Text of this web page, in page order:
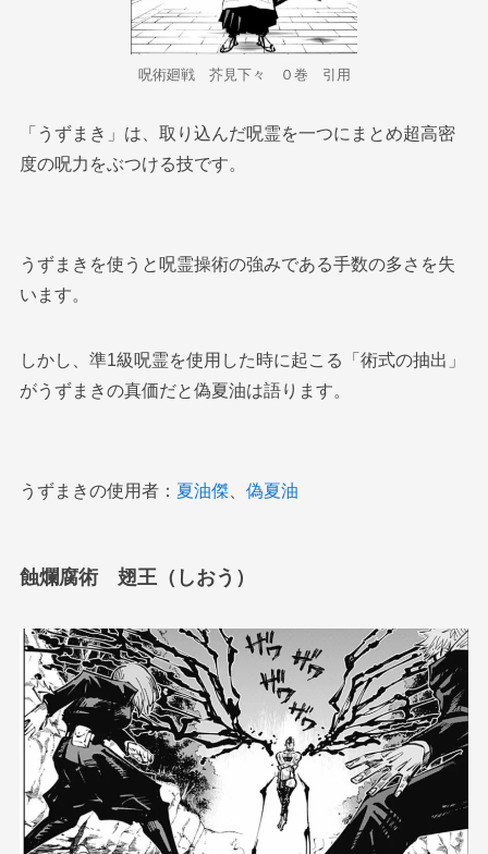
呪術廻戦 芥見下々 ０巻 引用
「うずまき」は、取り込んだ呪霊を一つにまとめ超高密
度の呪力をぶつける技です。
うずまきを使うと呪霊操術の強みである手数の多さを失
います。
しかし、準1級呪霊を使用した時に起こる「術式の抽出」
がうずまきの真価だと偽夏油は語ります。
うずまきの使用者： 夏油傑、 偽夏油
蝕爛腐術 翅王（しおう）